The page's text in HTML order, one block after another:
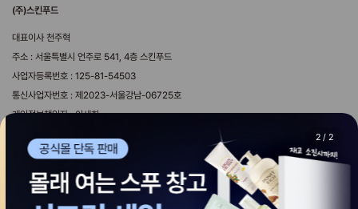
(주)스킨푸드
대표이사 천주혁
주소 : 서울특별시 언주로 541, 4층 스킨푸드
사업자등록번호 : 125-81-54503
통신사업자번호 : 제2023-서울강남-06725호
개인정보책임자 : 이세희
마케팅제휴문의 sf_mkt@theskinfood.com
국내영업 문의 byeongwoo@theskinfood.com
해외영업 문의 overseas@theskinfood.com
2 / 2